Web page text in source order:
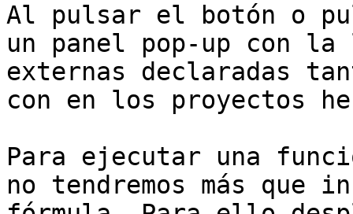
Al pulsar el botón o
un panel pop-up con
externas declaradas
con en los proyectos
Para ejecutar una
no tendremos más que